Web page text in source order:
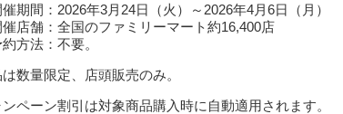
催期間：2026年3月24日（火）～2026年4月6日（月）
催店舗：全国のファミリーマート約16,400店
約方法：不要。
数量限定、店頭販売のみ。
ンペーン割引は対象商品購入時に自動適用されます。